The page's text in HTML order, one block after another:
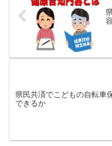
県民共済でこどもの自転車
できるか